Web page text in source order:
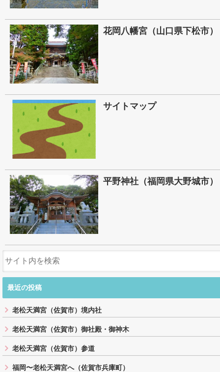
花岡八幡宮（山口県下松市）
サイトマップ
平野神社（福岡県大野城市）
最近の投稿
老松天満宮（佐賀市）境内社
老松天満宮（佐賀市）御社殿・御神木
老松天満宮（佐賀市）参道
福岡〜老松天満宮へ（佐賀市兵庫町）